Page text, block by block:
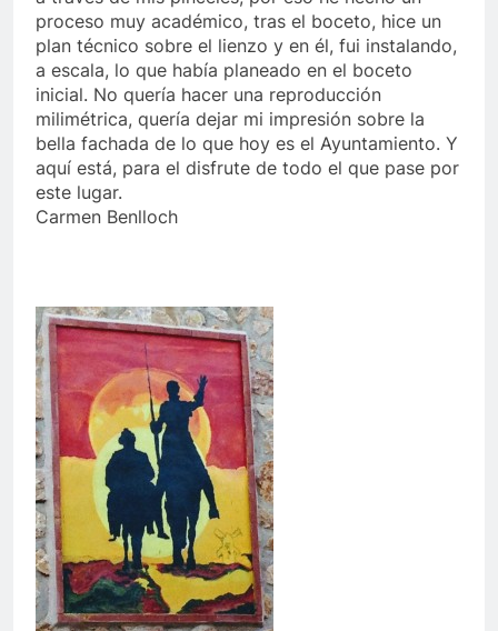
proceso muy académico, tras el boceto, hice un
plan técnico sobre el lienzo y en él, fui instalando,
a escala, lo que había planeado en el boceto
inicial. No quería hacer una reproducción
milimétrica, quería dejar mi impresión sobre la
bella fachada de lo que hoy es el Ayuntamiento. Y
aquí está, para el disfrute de todo el que pase por
este lugar.
Carmen Benlloch